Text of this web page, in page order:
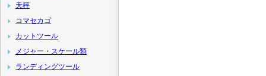
天秤
コマセカゴ
カットツール
メジャー・スケール類
ランディングツール